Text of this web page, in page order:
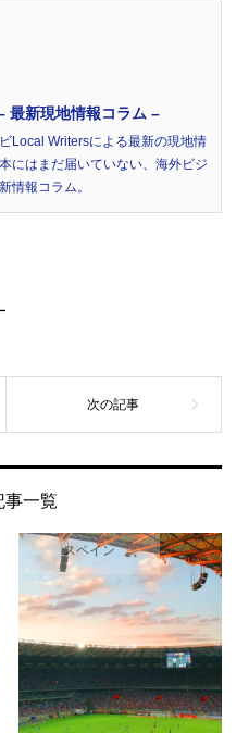
新現地情報コラム –
Local Writersによる最新の現地情
にはまだ届いていない、海外ビジ
情報コラム。
一覧
スペイン